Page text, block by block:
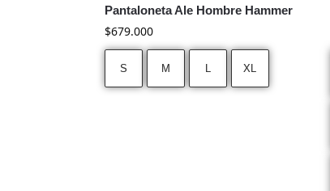
Pantaloneta Ale Hombre Hammer
$679.000
S M L XL